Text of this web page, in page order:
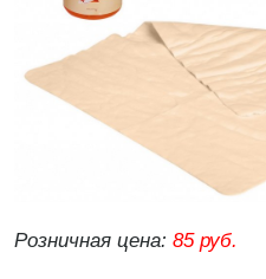
Розничная цена: 85 руб.